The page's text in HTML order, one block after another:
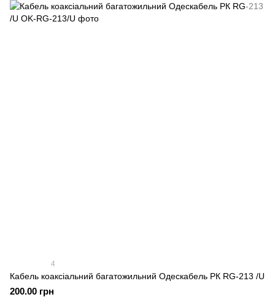
4
Кабель коаксіальний багатожильний Одескабель РК RG-213 /U
200.00 грн